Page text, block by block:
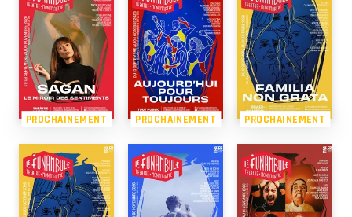
PROCHAINEMENT PROCHAINEMENT PROCHAINEMENT